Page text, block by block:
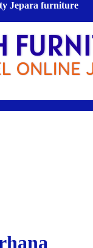
Jepara furniture